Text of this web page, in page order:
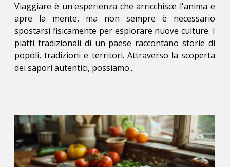
Viaggiare è un'esperienza che arricchisce l'anima e
apre la mente, ma non sempre è necessario
spostarsi fisicamente per esplorare nuove culture. I
piatti tradizionali di un paese raccontano storie di
popoli, tradizioni e territori. Attraverso la scoperta
dei sapori autentici, possiamo...